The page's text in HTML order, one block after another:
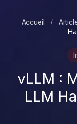
Accueil /
vLLM :
LLM